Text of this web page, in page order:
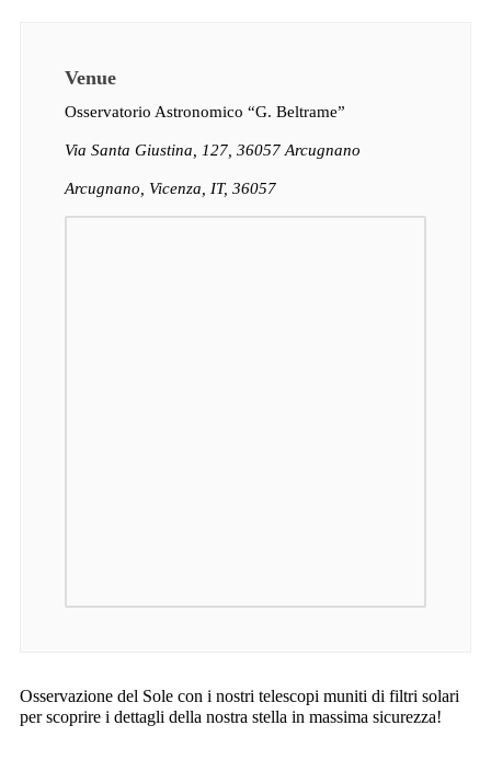
Venue
Osservatorio Astronomico “G. Beltrame”
Via Santa Giustina, 127, 36057 Arcugnano
Arcugnano, Vicenza, IT, 36057
Osservazione del Sole con i nostri telescopi muniti di filtri solari
per scoprire i dettagli della nostra stella in massima sicurezza!